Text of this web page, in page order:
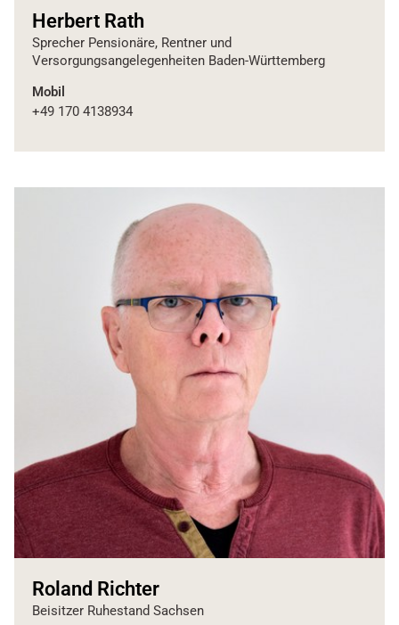
Herbert Rath
Sprecher Pensionäre, Rentner und
Versorgungsangelegenheiten Baden-Württemberg
Mobil
+49 170 4138934
Roland Richter
Beisitzer Ruhestand Sachsen